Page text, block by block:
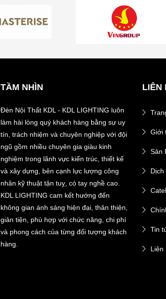
TẦM NHÌN
Đèn Nội Thất KDL - KDL LIGHTING luôn
làm hài lòng quý khách hàng bằng sự uy
tín, trách nhiệm và chuyên nghiệp với đội
ngũ gồm nhiều chuyên gia giàu kinh
nghiệm trong lãnh vực kiến trúc, thiết kế
và xây dựng, bên cạnh lực lượng công
nhân kỹ thuật tận tuỵ, có tay nghề cao.
KDL LIGHTING cam kết hướng đến
không gian ánh sáng hiện đại, thân thiện,
giản tiện, phù hợp với chức năng, chi phí
và phong cách của từng đối tượng khách
hàng.
LIÊN
Giới
Sản
Tin
Liên